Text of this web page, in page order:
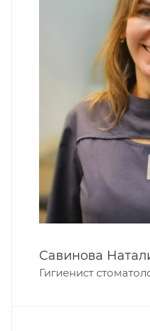
Савинова
Гигиенист